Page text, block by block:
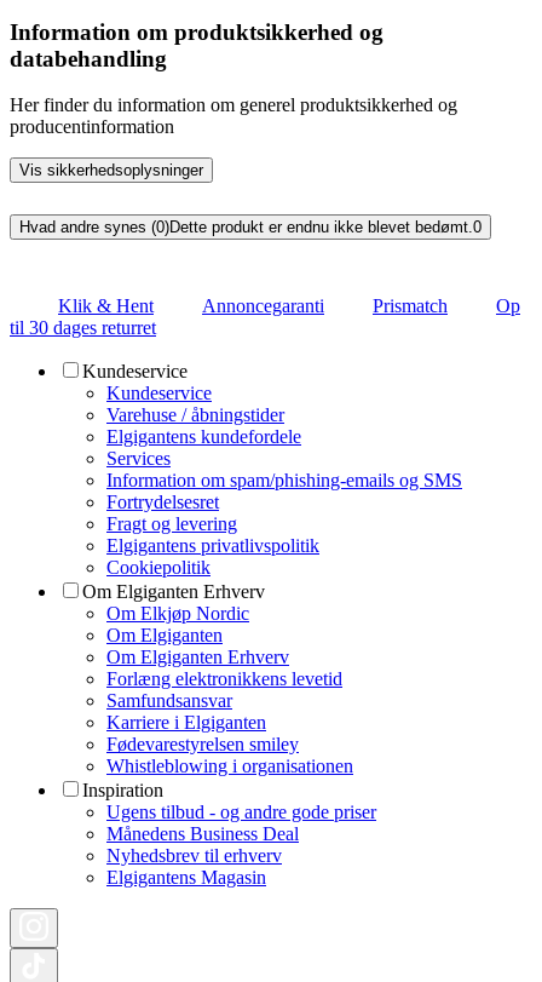
Information om produktsikkerhed og
databehandling
Her finder du information om generel produktsikkerhed og
producentinformation
Vis sikkerhedsoplysninger
Hvad andre synes (0)Dette produkt er endnu ikke blevet bedømt.0
Klik & Hent Annoncegaranti Prismatch
Op
til 30 dages returret
Kundeservice
Kundeservice
Varehuse / åbningstider
Elgigantens kundefordele
Services
Information om spam/phishing-emails og SMS
Fortrydelsesret
Fragt og levering
Elgigantens privatlivspolitik
Cookiepolitik
Om Elgiganten Erhverv
Om Elkjøp Nordic
Om Elgiganten
Om Elgiganten Erhverv
Forlæng elektronikkens levetid
Samfundsansvar
Karriere i Elgiganten
Fødevarestyrelsen smiley
Whistleblowing i organisationen
Inspiration
Ugens tilbud - og andre gode priser
Månedens Business Deal
Nyhedsbrev til erhverv
Elgigantens Magasin